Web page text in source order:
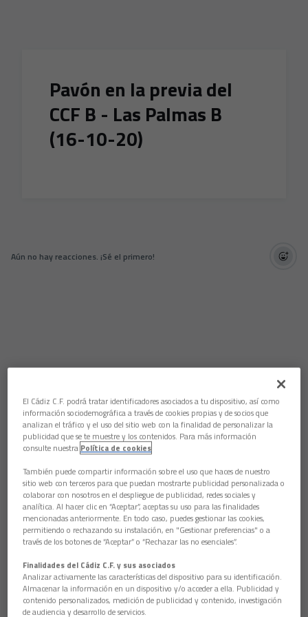
Pavón en la previa del
CCF B - Las Palmas B
(16-10-20)
Aún no hay reacciones. ¡Sé el primero!
El Cádiz C.F. podrá tratar identificadores asociados a tu dispositivo, así como
información sociodemográfica a través de cookies propias y de socios que
analizan el tráfico y el uso del sitio web con la finalidad de personalizar la
publicidad que se te muestre y los contenidos. Para más información
consulte nuestra Política de cookies
También puede compartir información sobre el uso que haces de nuestro
sitio web con terceros para que puedan mostrarte publicidad personalizada o
colaborar con nosotros en el despliegue de publicidad, redes sociales y
analítica. Al hacer clic en “Aceptar”, aceptas su uso para las finalidades
mencionadas anteriormente. En todo caso, puedes gestionar las cookies,
permitiendo o rechazando su instalación, en "Gestionar preferencias" o a
través de los botones de “Aceptar” o “Rechazar las no esenciales”.
Finalidades del Cádiz C.F. y sus asociados
Analizar activamente las características del dispositivo para su identificación.
Almacenar la información en un dispositivo y/o acceder a ella. Publicidad y
contenido personalizados, medición de publicidad y contenido, investigación
de audiencia y desarrollo de servicios.